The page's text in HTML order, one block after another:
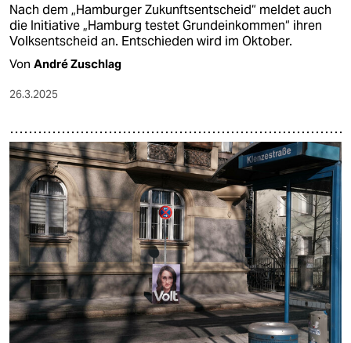
Nach dem „Hamburger Zukunftsentscheid“ meldet auch
die Initiative „Hamburg testet Grundeinkommen“ ihren
Volksentscheid an. Entschieden wird im Oktober.
Von André Zuschlag
26.3.2025